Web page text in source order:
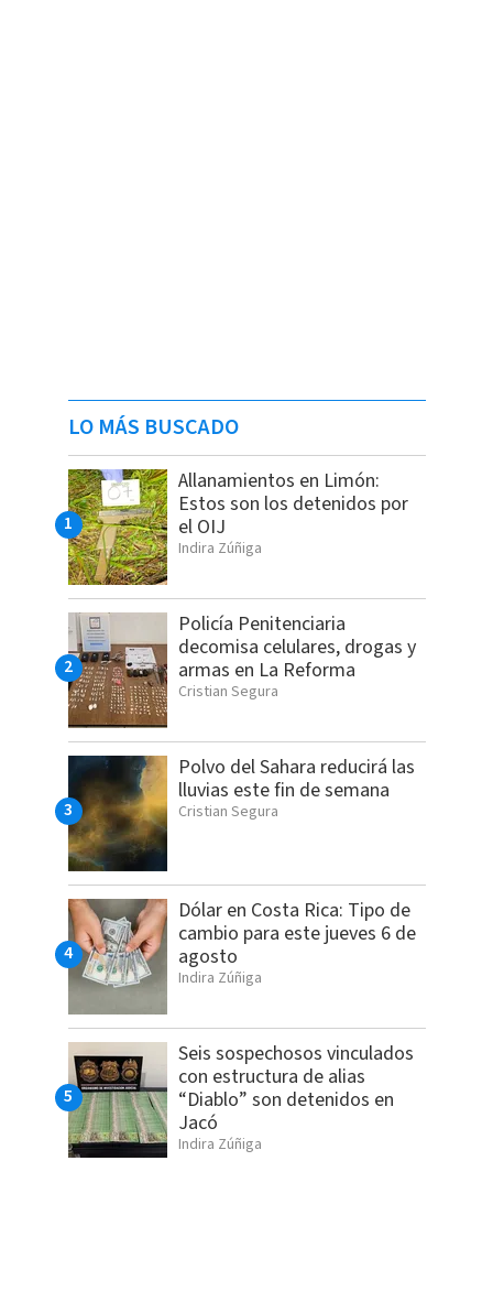
LO MÁS BUSCADO
Allanamientos en Limón:
Estos son los detenidos por
el OIJ
Indira Zúñiga
Policía Penitenciaria
decomisa celulares, drogas y
armas en La Reforma
Cristian Segura
Polvo del Sahara reducirá las
lluvias este fin de semana
Cristian Segura
Dólar en Costa Rica: Tipo de
cambio para este jueves 6 de
agosto
Indira Zúñiga
Seis sospechosos vinculados
con estructura de alias
“Diablo” son detenidos en
Jacó
Indira Zúñiga